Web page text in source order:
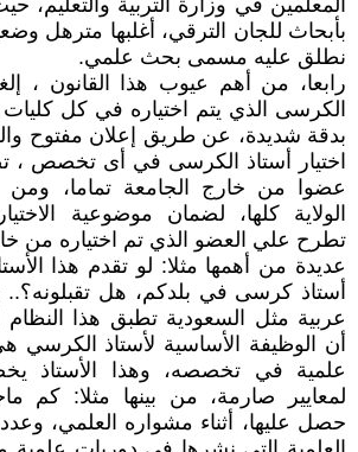
المعلمين في وزارة التربية والتعليم،
بأبحاث للجان الترقي، أغلبها مترهل
نطلق عليه مسمى بحث علمي.
رابعا، من أهم عيوب هذا القانون ،
الكرسى الذي يتم اختياره في كل كليات
بدقة شديدة، عن طريق إعلان مفتوح
اختيار أستاذ الكرسى في أى تخصص ،
عضوا من خارج الجامعة تماما، ومن
الولاية كلها، لضمان موضوعية
تطرح علي العضو الذي تم اختياره من
عديدة من أهمها مثلا: لو تقدم هذا
أستاذ كرسى في بلدكم، هل تقبلونه؟..
عربية مثل السعودية تطبق هذا النظام
أن الوظيفة الأساسية لأستاذ الكرسي
علمية في تخصصه، وهذا الأستاذ
لمعايير صارمة، من بينها مثلا: كم
حصل عليها، أثناء مشواره العلمي،